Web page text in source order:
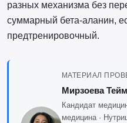
разных механизма без
суммарный бета-аланин,
предтренировочный.
МАТЕРИАЛ
Мирзоева
Кандидат
медицина ·